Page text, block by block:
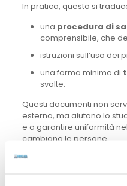
In pratica, questo si
una procedura di
comprensibile, che
istruzioni sull’uso dei
una forma minima di
svolte.
Questi documenti non
esterna, ma aiutano lo
e a garantire uniformità
cambiano le persone.
Documentazione e